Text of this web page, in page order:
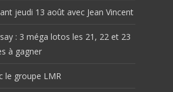
jeudi 13 août avec Jean Vincent
: 3 méga lotos les 21, 22 et 23
à gagner
le groupe LMR